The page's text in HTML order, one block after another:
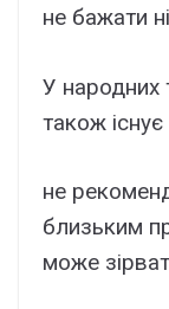
не бажати
У народних
також
не
близьким
може